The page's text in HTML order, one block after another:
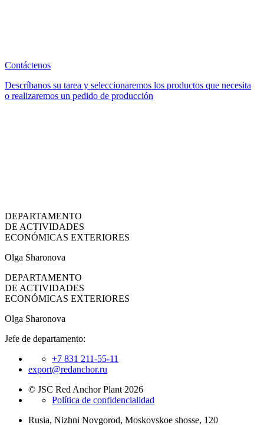
Contáctenos
Descríbanos su tarea y seleccionaremos los productos que necesita
o realizaremos un pedido de producción
DEPARTAMENTO
DE ACTIVIDADES
ECONÓMICAS EXTERIORES
Olga Sharonova
DEPARTAMENTO
DE ACTIVIDADES
ECONÓMICAS EXTERIORES
Olga Sharonova
Jefe de departamento:
+7 831 211-55-11
export@redanchor.ru
© JSC Red Anchor Plant 2026
Política de confidencialidad
Rusia, Nizhni Novgorod, Moskovskoe shosse, 120